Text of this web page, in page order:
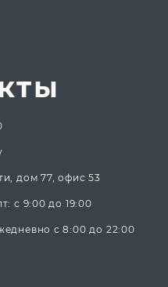
дом 77, офис 53
с 9:00 до 19:00
с 8:00 до 22:00